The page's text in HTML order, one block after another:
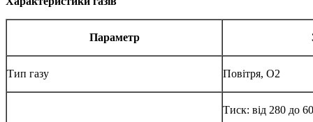
Параметр
Тип газу Повітря, O2
Тиск: від 280 до